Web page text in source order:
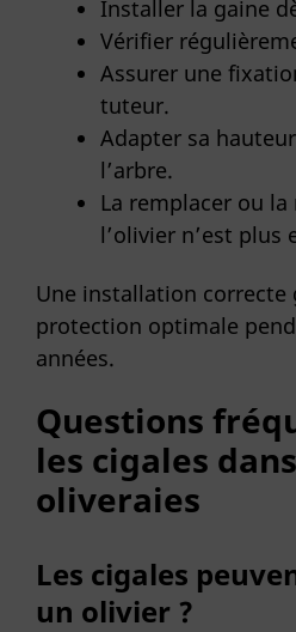
Installer la gaine
Vérifier
Assurer une
tuteur.
Adapter sa
l’arbre.
La remplacer ou
l’olivier n’est plus
Une installation correcte
protection optimale
années.
Questions
les cigales
oliveraies
Les cigales
un olivier ?